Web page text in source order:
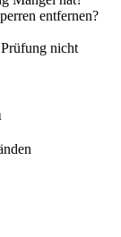
entfernen?
nicht